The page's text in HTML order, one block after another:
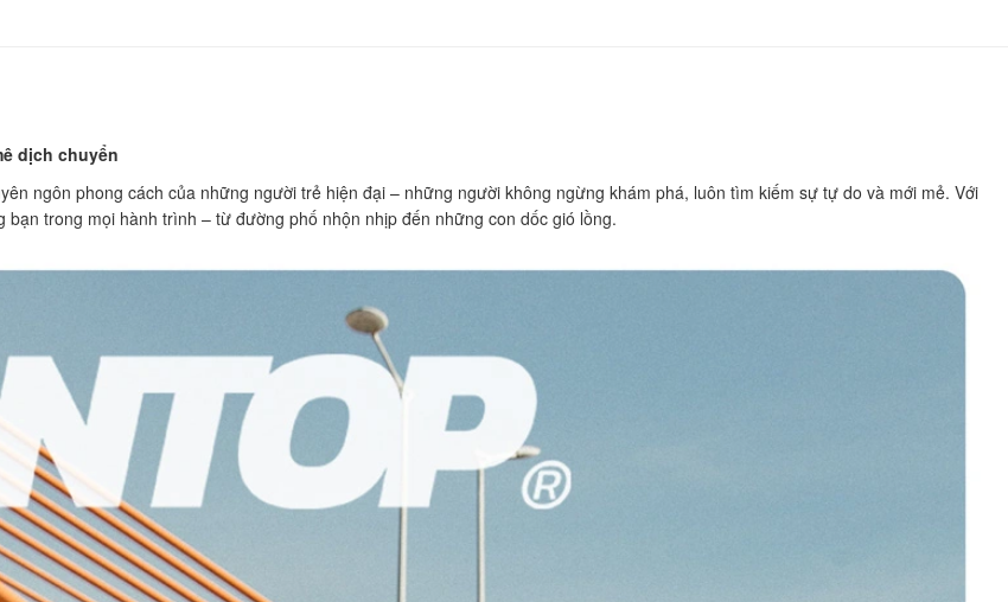
dịch chuyển
ngôn phong cách của những người trẻ hiện đại – những người không ngừng khám phá, luôn tìm kiếm sự tự do và mới mẻ. Với
bạn trong mọi hành trình – từ đường phố nhộn nhịp đến những con dốc gió lồng.